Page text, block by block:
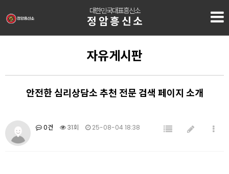
대한민국대표흥신소
정암흥신소
자유게시판
안전한 심리상담소 추천 전문 검색 페이지 소개
0건 31회 25-08-04 18:38